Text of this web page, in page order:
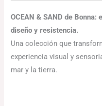
OCEAN & SAND de
diseño y resistencia.
Una colección que
experiencia visual y
mar y la tierra.